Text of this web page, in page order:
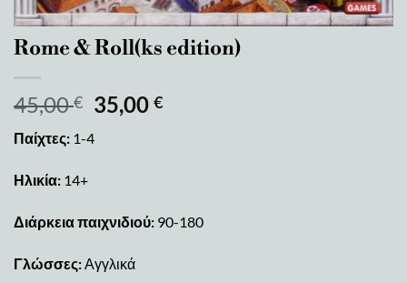
Rome & Roll(ks edition)
45,00€ 35,00€
Παίχτες: 1-4
Ηλικία: 14+
Διάρκεια παιχνιδιού: 90-180
Γλώσσες: Αγγλικά